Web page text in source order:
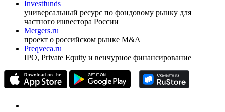
оформить подписку
pro@cbonds.info
Спец проекты
Investfunds
универсальный ресурс по фондовому рынку для
частного инвестора России
проект о российском рынке M&A
Preqveca.ru